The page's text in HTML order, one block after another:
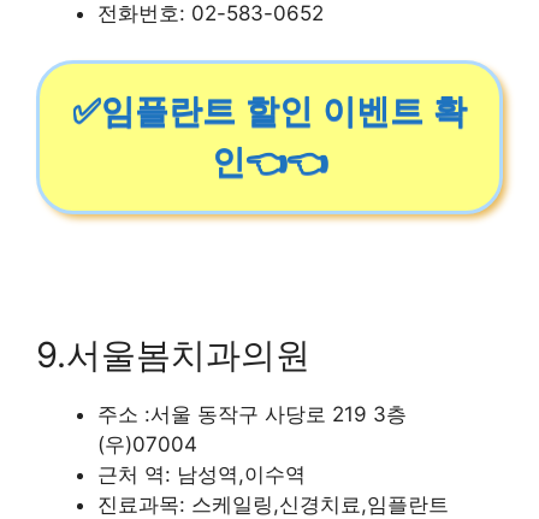
전화번호: 02-583-0652
✅임플란트 할인 이벤트 확
인👈👈
9.서울봄치과의원
주소 :서울 동작구 사당로 219 3층
(우)07004
근처 역: 남성역,이수역
진료과목: 스케일링,신경치료,임플란트